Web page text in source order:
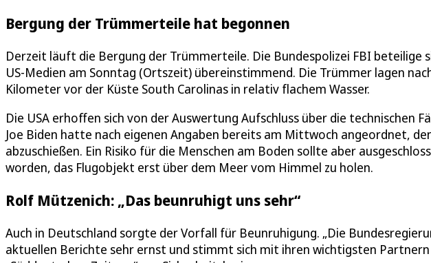
Bergung der Trümmerteile hat begonnen
Derzeit läuft die Bergung der Trümmerteile. Die Bundespolizei FBI beteilige
US-Medien am Sonntag (Ortszeit) übereinstimmend. Die Trümmer lagen
Kilometer vor der Küste South Carolinas in relativ flachem Wasser.
Die USA erhoffen sich von der Auswertung Aufschluss über die technischen
Joe Biden hatte nach eigenen Angaben bereits am Mittwoch angeordnet,
abzuschießen. Ein Risiko für die Menschen am Boden sollte aber
worden, das Flugobjekt erst über dem Meer vom Himmel zu holen.
Rolf Mützenich: „Das beunruhigt uns sehr“
Auch in Deutschland sorgte der Vorfall für Beunruhigung. „Die
aktuellen Berichte sehr ernst und stimmt sich mit ihren wichtigsten Partnern